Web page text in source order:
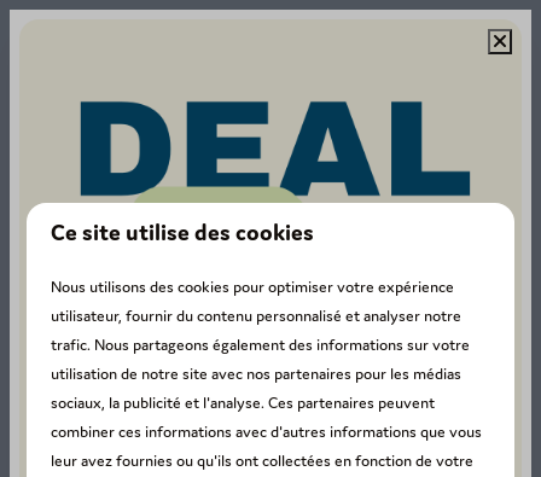
Kokkienel se réjouissent de vous retrouver. Dans
des esprits, du jeu I love Holland et du théâtre
Didadoemeetheater aux jeux en forêt ou aux
tournois sportifs, il y ades activités amusantes et
stimulantesauxquelles tout le monde peut
Brochure de randonnée gratuite
Vous avez envie de vacances, mais pas de
divertissement ni de baignade ? Alors Petite Suisse
est aussi le camping idéal. Installez votre tente ou
votre caravane un peu plus loin du bâtiment principal
Ce site utilise des cookies
Nous utilisons des cookies pour optimiser votre expérience
utilisateur, fournir du contenu personnalisé et analyser notre
trafic. Nous partageons également des informations sur votre
utilisation de notre site avec nos partenaires pour les médias
sociaux, la publicité et l'analyse. Ces partenaires peuvent
combiner ces informations avec d'autres informations que vous
leur avez fournies ou qu'ils ont collectées en fonction de votre